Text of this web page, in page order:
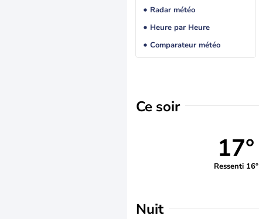
Radar météo
Heure par Heure
Comparateur météo
Ce soir
17°
Ressenti 16°
Nuit